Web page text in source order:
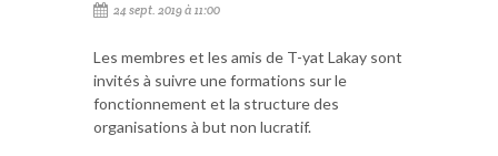
24 sept. 2019 à 11:00
Les membres et les amis de T-yat Lakay sont
invités à suivre une formations sur le
fonctionnement et la structure des
organisations à but non lucratif.